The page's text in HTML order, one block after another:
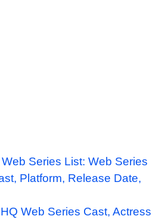
Series List: Web Series
Platform, Release Date,
Web Series Cast, Actress